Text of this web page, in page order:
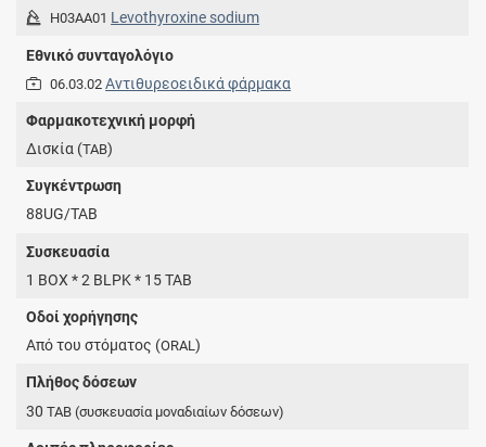
H03AA01 Levothyroxine sodium
Εθνικό συνταγολόγιο
06.03.02 Αντιθυρεοειδικά φάρμακα
Φαρμακοτεχνική μορφή
Δισκία (TAB)
Συγκέντρωση
88UG/TAB
Συσκευασία
1 BOX * 2 BLPK * 15 TAB
Οδοί χορήγησης
Από του στόματος (ORAL)
Πλήθος δόσεων
30TAB (συσκευασία μοναδιαίων δόσεων)